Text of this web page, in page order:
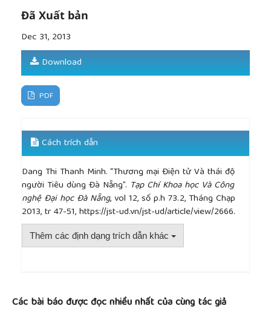
Đã Xuất bản
Dec 31, 2013
Download
PDF
Cách trích dẫn
Dang Thi Thanh Minh. “Thương mại Điện tử Và thái độ
người Tiêu dùng Đà Nẵng”. Tạp Chí Khoa học Và Công
nghệ Đại học Đà Nẵng, vol 12, số p.h 73.2, Tháng Chạp
2013, tr 47-51, https://jst-ud.vn/jst-ud/article/view/2666.
Thêm các định dạng trích dẫn khác
Các bài báo được đọc nhiều nhất của cùng tác giả